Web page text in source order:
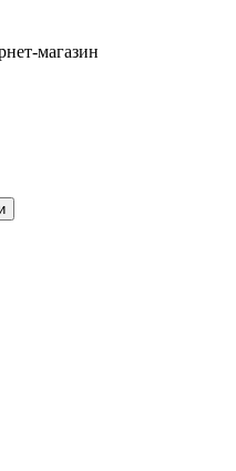
магазин